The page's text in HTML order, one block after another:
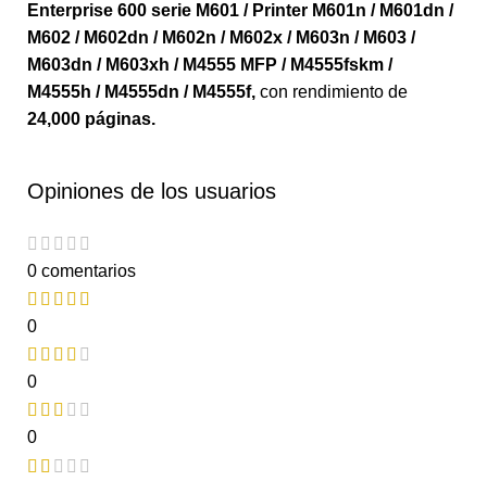
Enterprise 600 serie M601 / Printer M601n / M601dn /
M602 / M602dn / M602n / M602x / M603n / M603 /
M603dn / M603xh / M4555 MFP / M4555fskm /
M4555h / M4555dn / M4555f, con rendimiento de
24,000 páginas.
Opiniones de los usuarios
0 comentarios
0
0
0